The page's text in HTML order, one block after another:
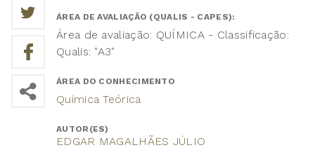
ÁREA DE AVALIAÇÃO (QUALIS - CAPES):
Área de avaliação: QUÍMICA - Classificação:
Qualis: "A3"
ÁREA DO CONHECIMENTO
Química Teórica
AUTOR(ES)
EDGAR MAGALHÃES JÚLIO